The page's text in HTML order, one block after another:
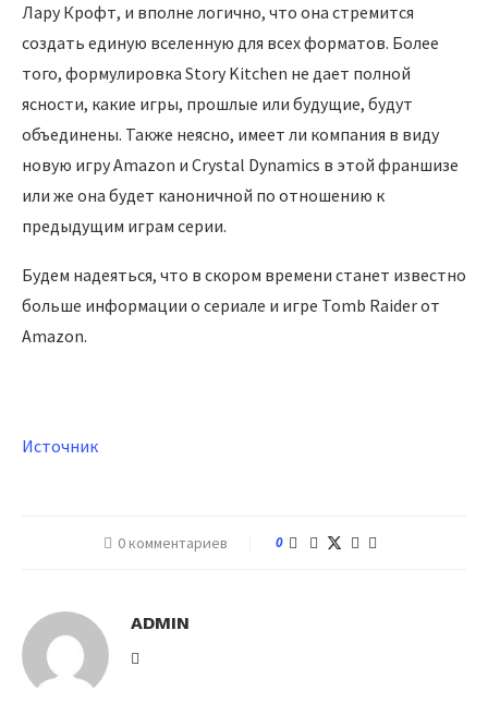
Лару Крофт, и вполне логично, что она стремится
создать единую вселенную для всех форматов. Более
того, формулировка Story Kitchen не дает полной
ясности, какие игры, прошлые или будущие, будут
объединены. Также неясно, имеет ли компания в виду
новую игру Amazon и Crystal Dynamics в этой франшизе
или же она будет каноничной по отношению к
предыдущим играм серии.
Будем надеяться, что в скором времени станет известно
больше информации о сериале и игре Tomb Raider от
Amazon.
Источник
0 комментариев 0
ADMIN